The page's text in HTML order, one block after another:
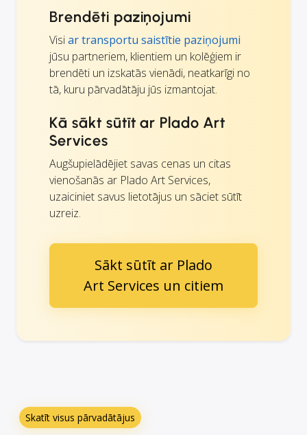
Brendēti paziņojumi
Visiar transportu saistītie paziņojumi
jūsu partneriem, klientiem un kolēģiem ir
brendēti un izskatās vienādi, neatkarīgi no
tā, kuru pārvadātāju jūs izmantojat.
Kā sākt sūtīt ar Plado Art
Services
Augšupielādējiet savas cenas un citas
vienošanās ar Plado Art Services,
uzaiciniet savus lietotājus un sāciet sūtīt
uzreiz.
Sākt sūtīt ar Plado
Art Services un citiem
Skatīt visus pārvadātājus